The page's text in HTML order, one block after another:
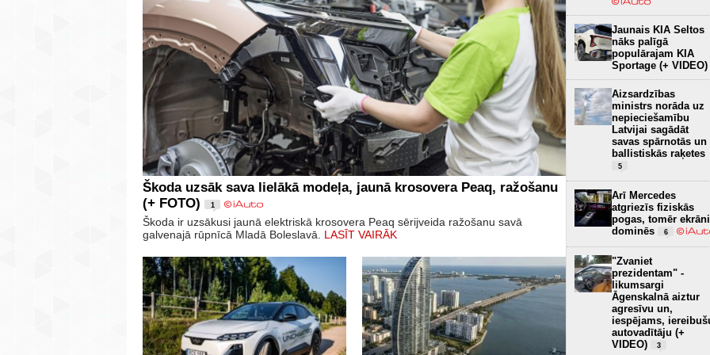
Škoda uzsāk sava lielākā modeļa, jaunā krosovera Peaq, ražošanu
(+ FOTO)
1
Škoda ir uzsākusi jaunā elektriskā krosovera Peaq sērijveida ražošanu savā
galvenajā rūpnīcā Mladā Boleslavā. LASĪT VAIRĀK
Jaunais KIA Seltos
nāks palīgā
populārajam KIA
Sportage (+ VIDEO)
Aizsardzības
ministrs norāda uz
nepieciešamību
Latvijai sagādāt
savas spārnotās un
ballistiskās raķetes
5
Arī Mercedes
atgriezīs fiziskās
pogas, tomēr ekrāni
dominēs
6
"Zvaniet
prezidentam" -
likumsargi
Āgenskalnā aiztur
agresīvu un,
iespējams,
autovadītāju (+
VIDEO)
3